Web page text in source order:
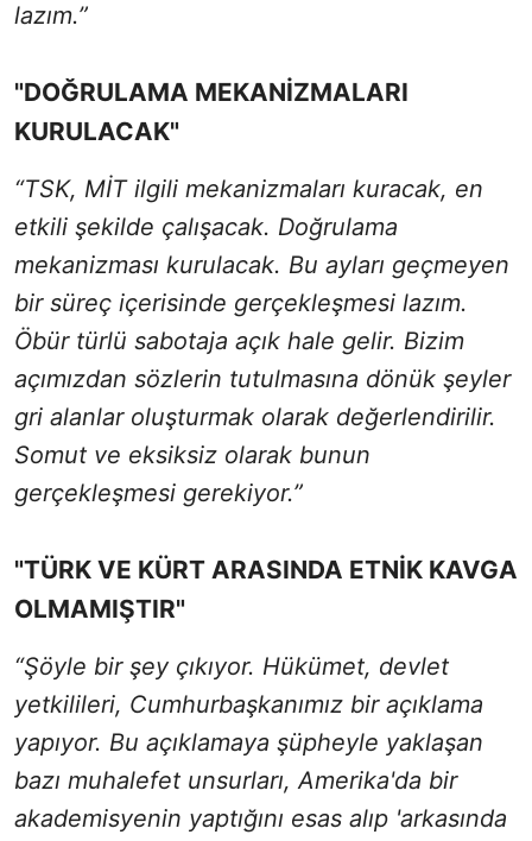
lazım.”
"DOĞRULAMA MEKANİZMALARI
KURULACAK"
“TSK, MİT ilgili mekanizmaları kuracak, en
etkili şekilde çalışacak. Doğrulama
mekanizması kurulacak. Bu ayları geçmeyen
bir süreç içerisinde gerçekleşmesi lazım.
Öbür türlü sabotaja açık hale gelir. Bizim
açımızdan sözlerin tutulmasına dönük şeyler
gri alanlar oluşturmak olarak değerlendirilir.
Somut ve eksiksiz olarak bunun
gerçekleşmesi gerekiyor.”
"TÜRK VE KÜRT ARASINDA ETNİK KAVGA
OLMAMIŞTIR"
“Şöyle bir şey çıkıyor. Hükümet, devlet
yetkilileri, Cumhurbaşkanımız bir açıklama
yapıyor. Bu açıklamaya şüpheyle yaklaşan
bazı muhalefet unsurları, Amerika'da bir
akademisyenin yaptığını esas alıp 'arkasında